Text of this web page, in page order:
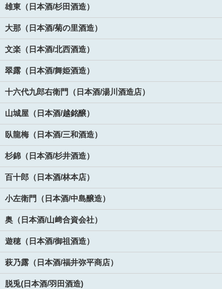
雄東（日本酒/杉田酒造）
大那（日本酒/菊の里酒造）
文楽（日本酒/北西酒造）
翠露（日本酒/舞姫酒造）
十六代九郎右衛門（日本酒/湯川酒造店）
山城屋（日本酒/越銘醸）
臥龍梅（日本酒/三和酒造）
杉錦（日本酒/杉井酒造）
百十郎（日本酒/林本店）
小左衛門（日本酒/中島醸造）
奥（日本酒/山﨑合資会社）
遊穂（日本酒/御祖酒造）
萩乃露（日本酒/福井弥平商店）
脱兎(日本酒/羽田酒造)